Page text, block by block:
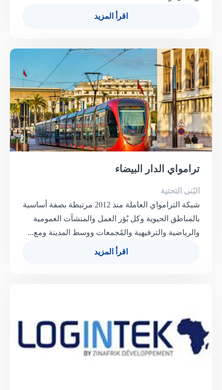
اقرأ المزيد
ترامواي الدار البيضاء
البُنى التحتية
شبكة الترامواي العاملة منذ 2012 مرتبطة بصفة أساسية
بالمناطق الحيوية وكل بُؤر العمل والمنشآت العمومية
والرياضية والترفيهية والمُجمعات ووسط المدينة ومع...
اقرأ المزيد